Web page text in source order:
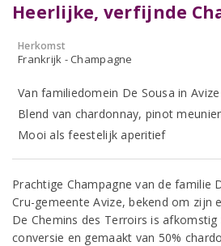
Heerlijke, verfijnde
Herkomst
Frankrijk - Champagne
Van familiedomein De Sousa in Avize
Blend van chardonnay, pinot
Mooi als feestelijk aperitief
Prachtige Champagne van de familie
Cru-gemeente Avize, bekend om zijn
De Chemins des Terroirs is
conversie en gemaakt van 50%